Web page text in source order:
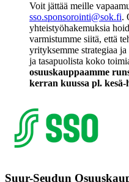
Voit jättää meille
sso.sponsorointi@sok.fi.
yhteistyöhakemuksia
varmistumme siitä, että
yrityksemme strategiaa
ja tasapuolista koko
osuuskauppaamme
kerran kuussa pl.
Suur-Seudun